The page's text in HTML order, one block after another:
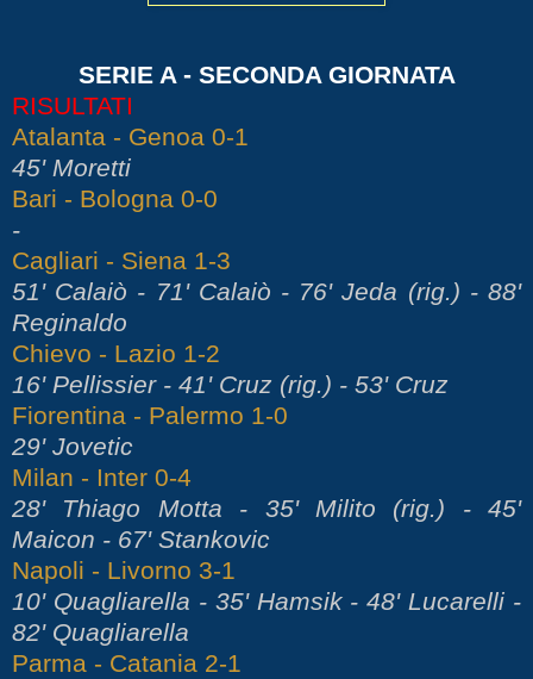
SERIE A - SECONDA GIORNATA
RISULTATI
Atalanta - Genoa 0-1
45' Moretti
Bari - Bologna 0-0
-
Cagliari - Siena 1-3
51' Calaiò - 71' Calaiò - 76' Jeda (rig.) - 88'
Reginaldo
Chievo - Lazio 1-2
16' Pellissier - 41' Cruz (rig.) - 53' Cruz
Fiorentina - Palermo 1-0
29' Jovetic
Milan - Inter 0-4
28' Thiago Motta - 35' Milito (rig.) - 45'
Maicon - 67' Stankovic
Napoli - Livorno 3-1
10' Quagliarella - 35' Hamsik - 48' Lucarelli -
82' Quagliarella
Parma - Catania 2-1